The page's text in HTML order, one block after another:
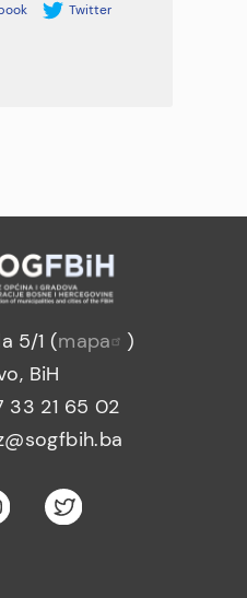
Twitter
5/1 (mapa
)
BiH
33 21 65 02